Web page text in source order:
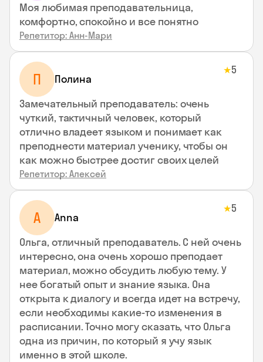
Моя любимая преподавательница,
комфортно, спокойно и все понятно
Репетитор: Анн-Мари
П Полина
★5
Замечательный преподаватель: очень
чуткий, тактичный человек, который
отлично владеет языком и понимает как
преподнести материал ученику, чтобы он
как можно быстрее достиг своих целей
Репетитор: Алексей
A Anna
★5
Ольга, отличный преподаватель. С ней очень
интересно, она очень хорошо преподает
материал, можно обсудить любую тему. У
нее богатый опыт и знание языка. Она
открыта к диалогу и всегда идет на встречу,
если необходимы какие-то изменения в
расписании. Точно могу сказать, что Ольга
одна из причин, по который я учу язык
именно в этой школе.